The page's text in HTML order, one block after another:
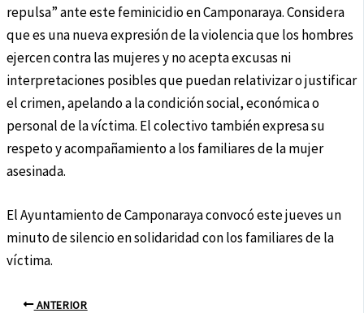
repulsa” ante este feminicidio en Camponaraya. Considera
que es una nueva expresión de la violencia que los hombres
ejercen contra las mujeres y no acepta excusas ni
interpretaciones posibles que puedan relativizar o justificar
el crimen, apelando a la condición social, económica o
personal de la víctima. El colectivo también expresa su
respeto y acompañamiento a los familiares de la mujer
asesinada.
El Ayuntamiento de Camponaraya convocó este jueves un
minuto de silencio en solidaridad con los familiares de la
víctima.
ANTERIOR